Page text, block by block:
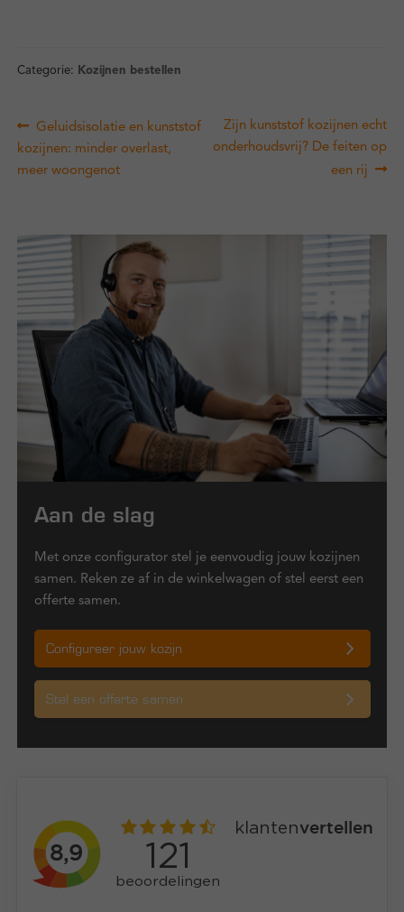
Categorie: Kozijnen bestellen
Bericht
navigatie
Vorig
bericht:
Geluidsisolatie en kunststof
kozijnen: minder overlast,
meer woongenot
Volgend
bericht:
Zijn kunststof kozijnen echt
onderhoudsvrij? De feiten op
een rij
Aan de slag
Met onze configurator stel je eenvoudig jouw kozijnen
samen. Reken ze af in de winkelwagen of stel eerst een
offerte samen.
Configureer jouw kozijn
Stel een offerte samen